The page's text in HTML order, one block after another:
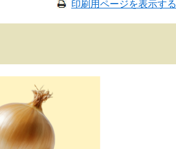
印刷用ページを表示する